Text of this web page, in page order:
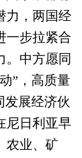
力，两国经
一步拉紧合
。中方愿同
”，高质量
发展经济伙
尼日利亚早
农业、矿